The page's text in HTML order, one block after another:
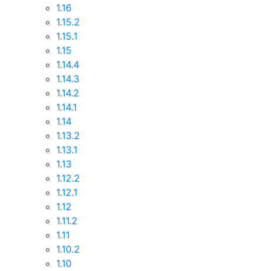
1.16
1.15.2
1.15.1
1.15
1.14.4
1.14.3
1.14.2
1.14.1
1.14
1.13.2
1.13.1
1.13
1.12.2
1.12.1
1.12
1.11.2
1.11
1.10.2
1.10